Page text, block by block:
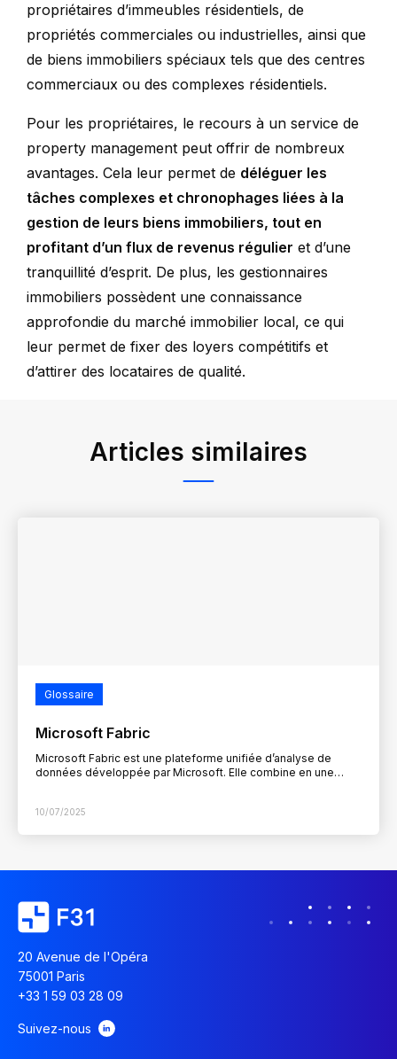
propriétaires d’immeubles résidentiels, de
propriétés commerciales ou industrielles, ainsi que
de biens immobiliers spéciaux tels que des centres
commerciaux ou des complexes résidentiels.
Pour les propriétaires, le recours à un service de
property management peut offrir de nombreux
avantages. Cela leur permet de déléguer les
tâches complexes et chronophages liées à la
gestion de leurs biens immobiliers, tout en
profitant d’un flux de revenus régulier et d’une
tranquillité d’esprit. De plus, les gestionnaires
immobiliers possèdent une connaissance
approfondie du marché immobilier local, ce qui
leur permet de fixer des loyers compétitifs et
d’attirer des locataires de qualité.
Articles similaires
Glossaire
Microsoft Fabric
Microsoft Fabric est une plateforme unifiée d’analyse de
données développée par Microsoft. Elle combine en une
10/07/2025
20 Avenue de l'Opéra
75001 Paris
+33 1 59 03 28 09
Suivez-nous